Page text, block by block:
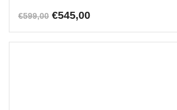
€599,00 Oorspronkelijke
was:
€545,00Huidige
is: